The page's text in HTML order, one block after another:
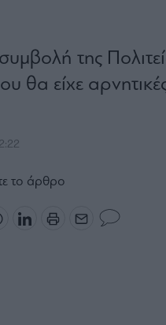
της
θα είχε
το άρθρο